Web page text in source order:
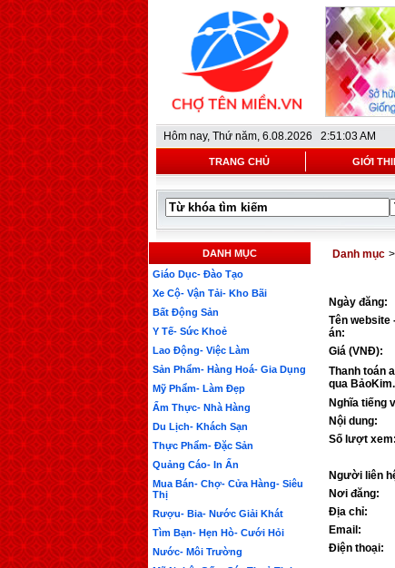
Hôm nay, Thứ năm, 6.08.2026 2:51:03 AM
TRANG CHỦ GIỚI
DANH MỤC
Giáo Dục- Đào Tạo
Xe Cộ- Vận Tải- Kho Bãi
Bất Động Sản
Y Tế- Sức Khoẻ
Lao Động- Việc Làm
Sản Phẩm- Hàng Hoá- Gia Dụng
Mỹ Phẩm- Làm Đẹp
Ẩm Thực- Nhà Hàng
Du Lịch- Khách Sạn
Thực Phẩm- Đặc Sản
Quảng Cáo- In Ấn
Mua Bán- Chợ- Cửa Hàng- Siêu
Thị
Rượu- Bia- Nước Giải Khát
Tìm Bạn- Hẹn Hò- Cưới Hỏi
Nước- Môi Trường
Danh mục
Ngày đăng:
Tên website
án:
Giá (VNĐ):
Thanh toán
qua
Nghĩa tiếng
Nội dung:
Số lượt xem:
Người liên
Nơi đăng:
Địa chỉ:
Email:
Điện thoại: